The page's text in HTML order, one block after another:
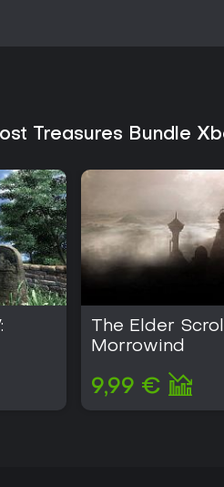
Treasures Bundle
The Elder
Morrowind
9,99 €